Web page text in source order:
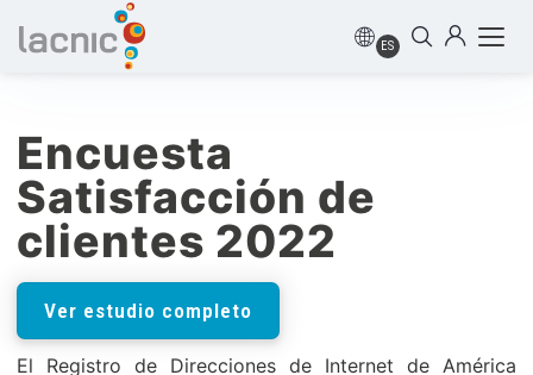
ES
Encuesta
Satisfacción de
clientes 2022
Ver estudio completo
El Registro de Direcciones de Internet de América